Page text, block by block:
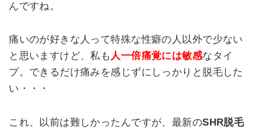
んですね。
痛いのが好きな人って特殊な性癖の人以外で少ない
と思いますけど、私も 人一倍痛覚には敏感なタイ
プ。できるだけ痛みを感じずにしっかりと脱毛した
い・・・
これ、以前は難しかったんですが、最新のSHR脱毛